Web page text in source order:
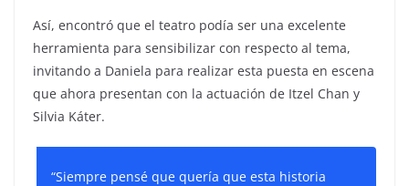
Así, encontró que el teatro podía ser una excelente
herramienta para sensibilizar con respecto al tema,
invitando a Daniela para realizar esta puesta en escena
que ahora presentan con la actuación de Itzel Chan y
Silvia Káter.
“Siempre pensé que quería que esta historia